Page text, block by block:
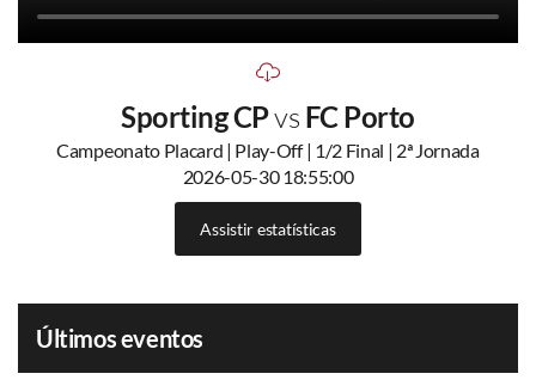
Sporting CPvs FC Porto
Campeonato Placard | Play-Off | 1/2 Final | 2ª Jornada
2026-05-30 18:55:00
Assistir estatísticas
Últimos eventos